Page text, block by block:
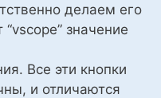
делаем его
значение
Все эти кнопки
и отличаются